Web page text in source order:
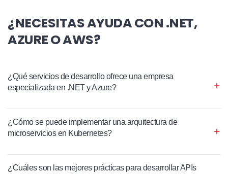
¿NECESITAS AYUDA CON .NET,
AZURE O AWS?
¿Qué servicios de desarrollo ofrece una empresa
especializada en .NET y Azure?
¿Cómo se puede implementar una arquitectura de
microservicios en Kubernetes?
¿Cuáles son las mejores prácticas para desarrollar APIs